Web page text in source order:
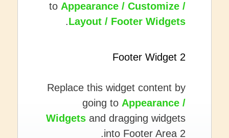
to Appearance / Customize /
Layout / Footer Widgets
.
Footer Widget 2
Replace this widget content by
going to Appearance /
Widgets and dragging widgets
into Footer Area 2.